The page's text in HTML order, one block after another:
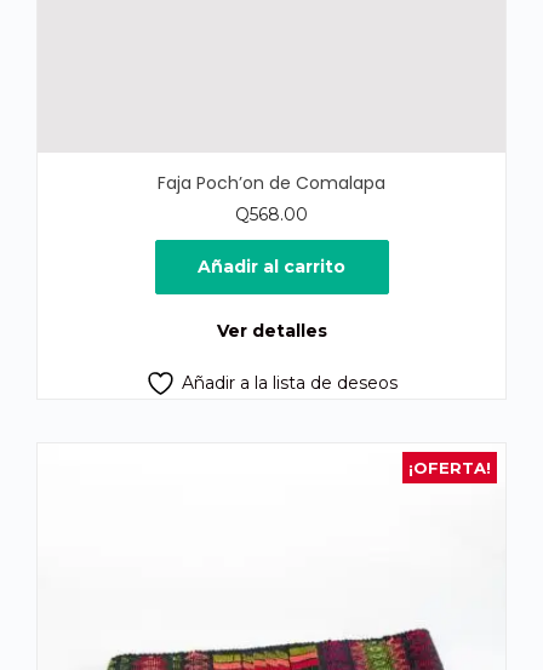
Faja Poch’on de Comalapa
Q568.00
Añadir al carrito
Ver detalles
Añadir a la lista de deseos
¡OFERTA!